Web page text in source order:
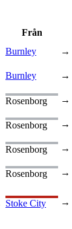
Från
Burnley →
Burnley →
Rosenborg →
Rosenborg →
Rosenborg →
Rosenborg →
Stoke City →